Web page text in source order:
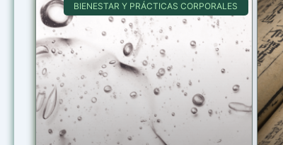
BIENESTAR Y PRÁCTICAS CORPORALES